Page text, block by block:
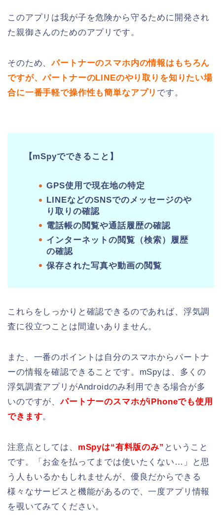
このアプリは我が子を危険から守るために開発され
た親御さんのためのアプリです。
そのため、パートナーのスマホ内の情報はもちろん
ですが、パートナーのLINEのやり取りを知りたい場
合に一番手軽で操作性も簡単なアプリ です。
【mSpyでできること】
GPS使用で現在地の特定
LINEなどのSNSでのメッセージのや
り取りの確認
電話帳の閲覧や通話履歴の確認
インターネットの閲覧（検索）履歴
の確認
保存された写真や動画の閲覧
これらをしっかりと確認できるのであれば、浮気調
査に役立つことは間違いありません。
また、一番のポイントは自分のスマホからパートナ
ーの情報を確認できることです。mSpyは、多くの
浮気調査アプリがAndroidのみ利用できる場合が多
いのですが、パートナーのスマホがiPhoneでも使用
できます。
注意点としては、 mSpyは“有料版のみ” ということ
です。「お金を払ってまでは使いたくない…」と思
う人もいるかもしれませんが、優良だからできる
様々なサービスと機能があるので、一度アプリ情報
を覗いてみてください。